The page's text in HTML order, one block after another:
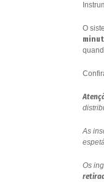
O
As
Os